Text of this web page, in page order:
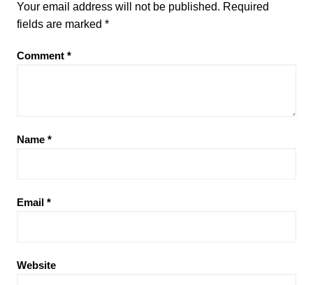
Your email address will not be published. Required
fields are marked *
Comment *
Name *
Email *
Website